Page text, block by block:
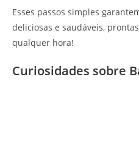
Esses passos simples
deliciosas e saudáveis,
qualquer hora!
Curiosidades sobre